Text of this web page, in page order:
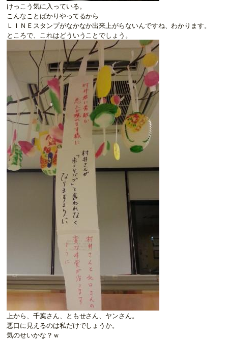
けっこう気に入っている。
こんなことばかりやってるから
ＬＩＮＥスタンプがなかなか出来上がらないんですね、わかります。
ところで、これはどういうことでしょう。
上から、千葉さん、ともせさん、ヤンさん。
悪口に見えるのは私だけでしょうか。
気のせいかな？ｗ